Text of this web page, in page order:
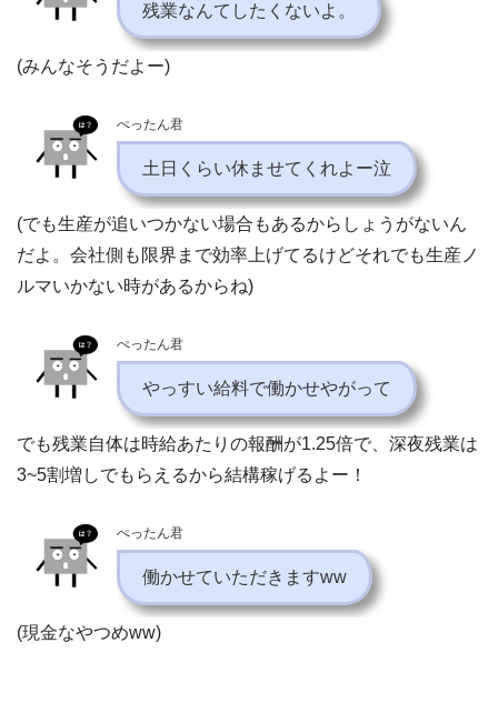
残業なんてしたくないよ。
(みんなそうだよー)
ぺったん君
土日くらい休ませてくれよー泣
(でも生産が追いつかない場合もあるからしょうがないん
だよ。会社側も限界まで効率上げてるけどそれでも生産ノ
ルマいかない時があるからね)
ぺったん君
やっすい給料で働かせやがって
でも残業自体は時給あたりの報酬が1.25倍で、深夜残業は
3~5割増しでもらえるから結構稼げるよー！
ぺったん君
働かせていただきますww
(現金なやつめww)